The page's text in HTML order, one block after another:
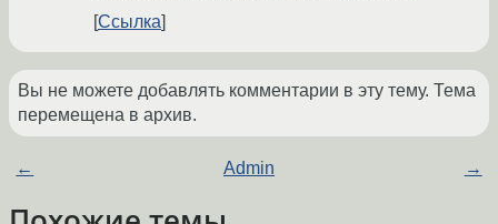
Ссылка
Вы не можете добавлять комментарии в эту тему. Тема
перемещена в архив.
← Admin →